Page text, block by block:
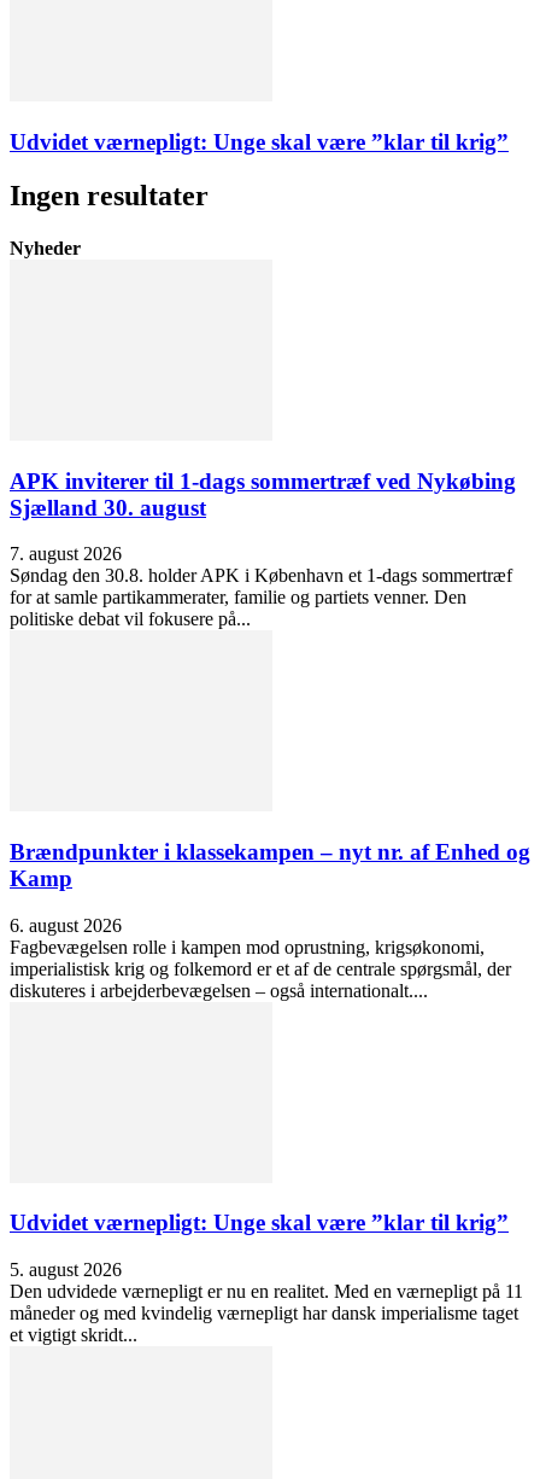
Udvidet værnepligt: Unge skal være ”klar til krig”
Ingen resultater
Nyheder
APK inviterer til 1-dags sommertræf ved Nykøbing
Sjælland 30. august
7. august 2026
Søndag den 30.8. holder APK i København et 1-dags sommertræf
for at samle partikammerater, familie og partiets venner. Den
politiske debat vil fokusere på...
Brændpunkter i klassekampen – nyt nr. af Enhed og
Kamp
6. august 2026
Fagbevægelsen rolle i kampen mod oprustning, krigsøkonomi,
imperialistisk krig og folkemord er et af de centrale spørgsmål, der
diskuteres i arbejderbevægelsen – også internationalt....
Udvidet værnepligt: Unge skal være ”klar til krig”
5. august 2026
Den udvidede værnepligt er nu en realitet. Med en værnepligt på 11
måneder og med kvindelig værnepligt har dansk imperialisme taget
et vigtigt skridt...